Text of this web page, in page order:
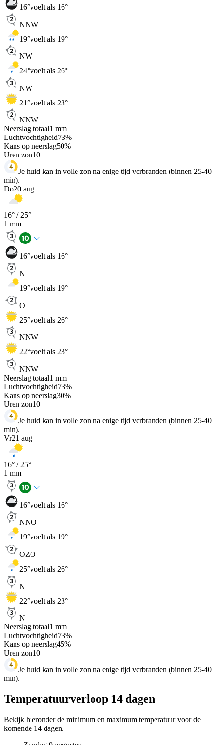
16°voelt als 16°
NNW
19°voelt als 19°
NW
24°voelt als 26°
NW
21°voelt als 23°
NNW
Neerslag totaal1 mm
Luchtvochtigheid73%
Kans op neerslag50%
Uren zon10
Je huid kan in volle zon na enige tijd verbranden (binnen 25-40
min).
Do20 aug
16° / 25°
1 mm
16°voelt als 16°
N
19°voelt als 19°
O
25°voelt als 26°
NNW
22°voelt als 23°
NNW
Neerslag totaal1 mm
Luchtvochtigheid73%
Kans op neerslag30%
Uren zon10
Je huid kan in volle zon na enige tijd verbranden (binnen 25-40
min).
Vr21 aug
16° / 25°
1 mm
16°voelt als 16°
NNO
19°voelt als 19°
OZO
25°voelt als 26°
N
22°voelt als 23°
N
Neerslag totaal1 mm
Luchtvochtigheid73%
Kans op neerslag45%
Uren zon10
Je huid kan in volle zon na enige tijd verbranden (binnen 25-40
min).
Temperatuurverloop 14 dagen
Bekijk hieronder de minimum en maximum temperatuur voor de
komende 14 dagen.